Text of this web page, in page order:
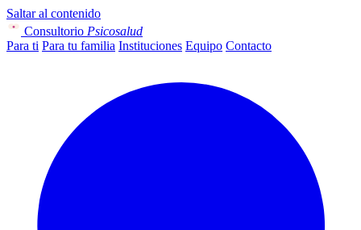
Saltar al contenido
Consultorio Psicosalud
Para ti Para tu familia Instituciones Equipo Contacto